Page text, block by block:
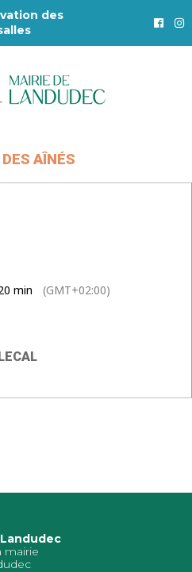
des
AÎNÉS
min (GMT+02:00)
mairie